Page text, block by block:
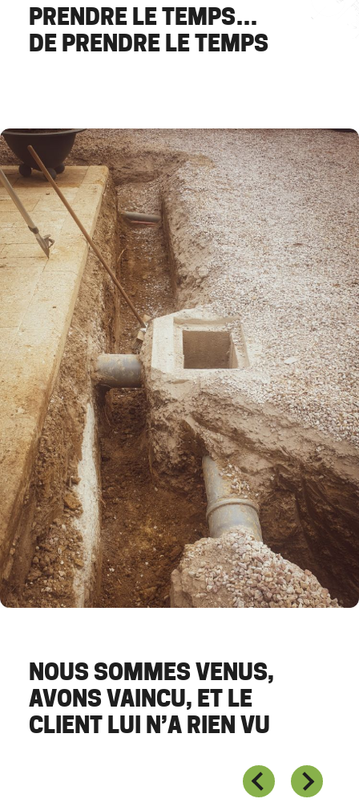
PRENDRE LE TEMPS…
DE PRENDRE LE TEMPS
NOUS SOMMES VENUS,
AVONS VAINCU, ET LE
CLIENT LUI N’A RIEN VU